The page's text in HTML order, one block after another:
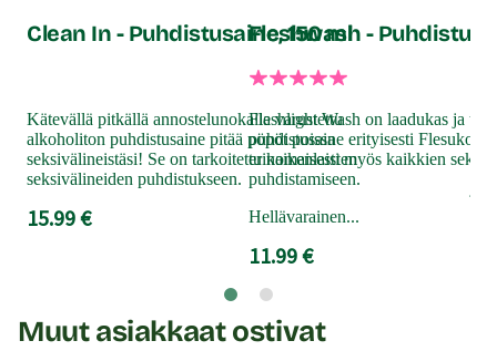
Clean In - Puhdistusaine, 150 ml
Kätevällä pitkällä annostelunokalla varustettu
alkoholiton puhdistusaine pitää pöpöt poissa
seksivälineistäsi! Se on tarkoitettu kaikenlaisten
seksivälineiden puhdistukseen.
15.99 €
Fleshwash -
Fleshlight Wash on laadukas ja
puhdistusaine erityisesti
erinomaisesti myös kaikkien
puhdistamiseen.
Hellävarainen...
11.99 €
Muut asiakkaat ostivat